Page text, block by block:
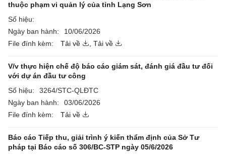
thuộc phạm vi quản lý của tỉnh Lạng Sơn
Số hiệu:
Ngày ban hành:
10/06/2026
File đính kèm:
Tải về Tải về
V/v thực hiện chế độ báo cáo giám sát, đánh giá đầu tư đối
với dự án đầu tư công
Số hiệu:
3264/STC-QLĐTC
Ngày ban hành:
03/06/2026
File đính kèm:
Tải về
Báo cáo Tiếp thu, giải trình ý kiến thẩm định của Sở Tư
pháp tại Báo cáo số 306/BC-STP ngày 05/6/2026